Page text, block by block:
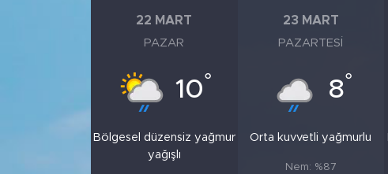
22 MART
PAZAR
10°
Bölgesel düzensiz yağmur
yağışlı
23 MART
PAZARTESI
8°
Orta kuvvetli yağmurlu
Nem: %87